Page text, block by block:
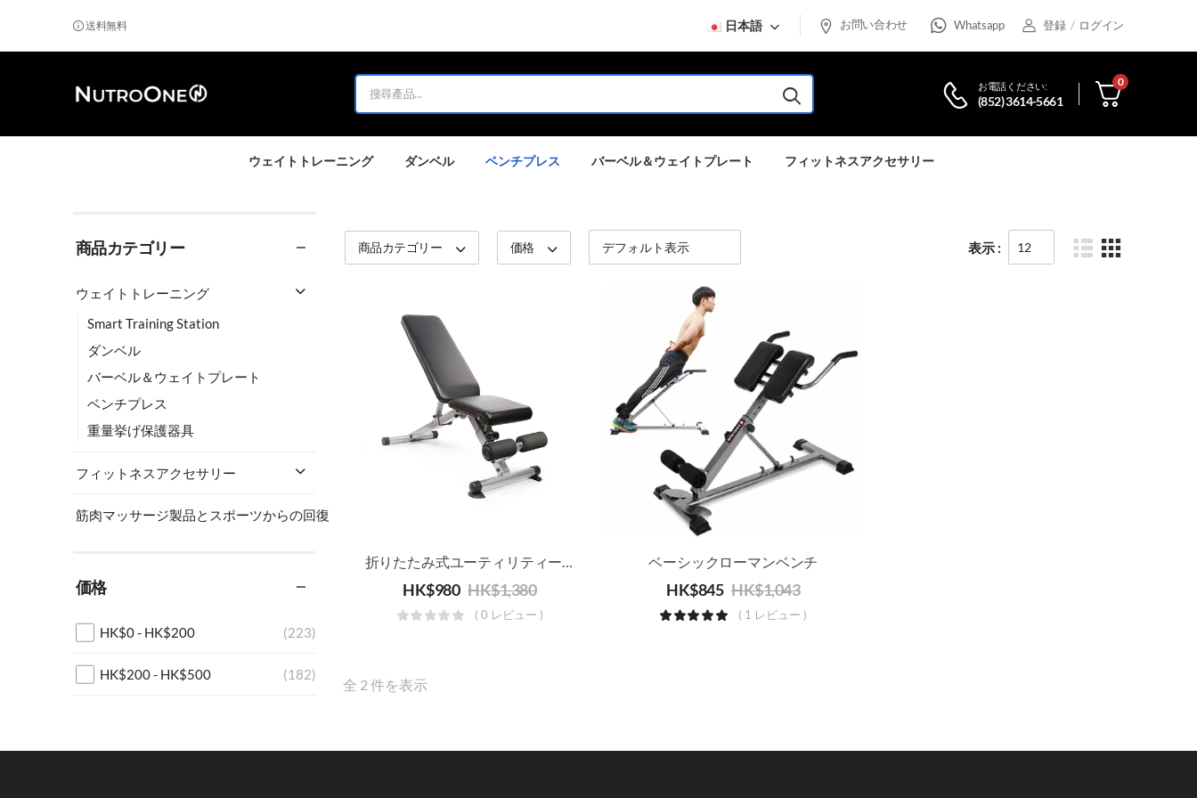
送料無料 日本語 お問い合わせ Whatsapp 登録 / ログイン
お電話ください:
(852) 3614-5661
0
ウェイトトレーニング ダンベル ベンチプレス バーベル＆ウェイトプレート フィットネスアクセサリー
商品カテゴリー
ウェイトトレーニング
Smart Training Station
ダンベル
バーベル＆ウェイトプレート
ベンチプレス
重量挙げ保護器具
フィットネスアクセサリー
筋肉マッサージ製品とスポーツからの回復
価格
HK$0- HK$200 (223)
HK$200- HK$500 (182)
商品カテゴリー 価格 表示 :
折りたたみ式ユーティリティーベンチ（バックパッドとシートパッドの調整が可能）
HK$980 HK$1,380
( 0 レビュー )
ベーシックローマンベンチ
HK$845 HK$1,043
( 1 レビュー )
全 2 件を表示